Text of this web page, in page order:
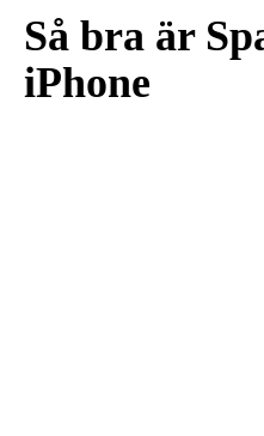
Så bra är
iPhone